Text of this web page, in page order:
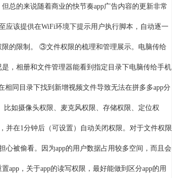
总的来说随着商业的快节奏app广告内容的更新非常
应该提供在WiFi环境下提示用户执行脚本，自动逐一
的限制。 ③文件权限的梳理和管理展示。电脑传给
，相册和文件管理器能看到指定目录下电脑传给手机
相同目录下找到新增视频文件导致无法在拼多多app分
如摄像头权限、麦克风权限、存储权限、定位权
并在1分钟后（可设置）自动关闭权限。对于文件权限
心被偷看。因为app的用户数据占用较多空间，而且会
app，关于app的读写权限，最好能做到区分app的用